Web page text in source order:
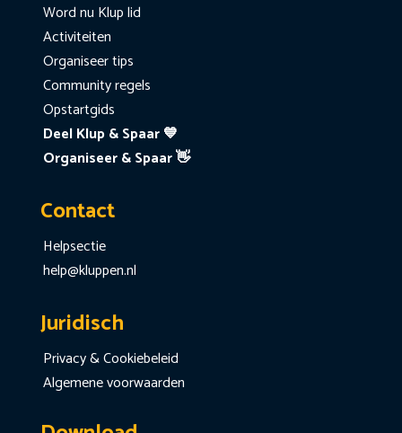
Word nu Klup lid
Activiteiten
Organiseer tips
Community regels
Opstartgids
Deel Klup & Spaar 💙
Organiseer & Spaar 👋
Contact
Helpsectie
help@kluppen.nl
Juridisch
Privacy & Cookiebeleid
Algemene voorwaarden